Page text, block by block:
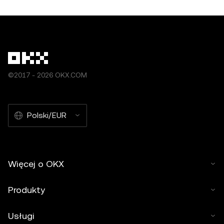
©2017 - 2026 OKX.COM
Polski/EUR
Więcej o OKX
Produkty
Usługi